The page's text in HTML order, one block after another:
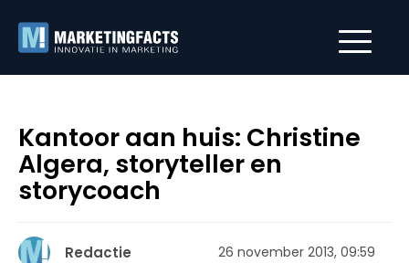
Kantoor aan huis: Christine
Algera, storyteller en
storycoach
Redactie 26 november 2013, 09:59